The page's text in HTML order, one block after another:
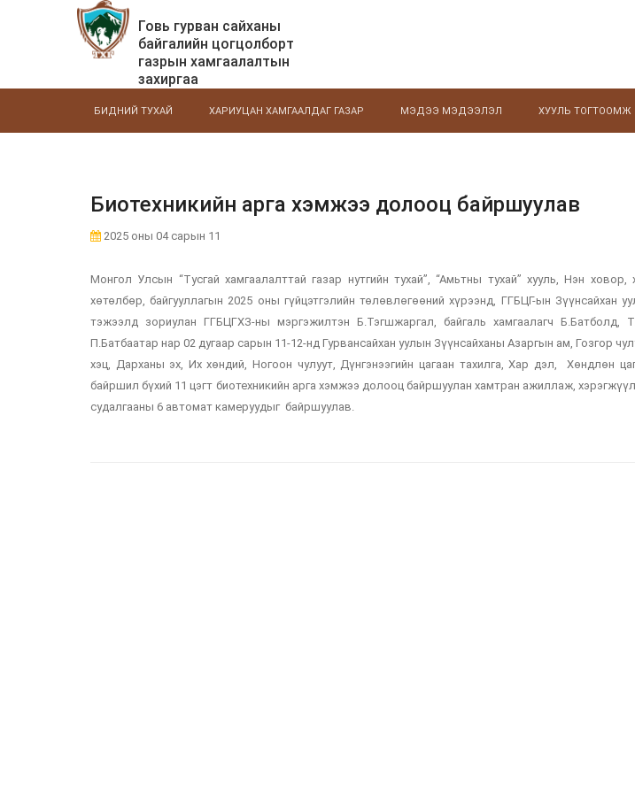
Говь гурван сайханы
байгалийн цогцолборт
газрын хамгаалалтын
захиргаа
БИДНИЙ ТУХАЙ ХАРИУЦАН ХАМГААЛДАГ ГАЗАР МЭДЭЭ МЭДЭЭЛЭЛ ХУУЛЬ ТОГТООМЖ
Биотехникийн арга хэмжээ долооц байршуулав
2025 оны 04 сарын 11
Монгол Улсын “Тусгай хамгаалалттай газар нутгийн тухай”, “Амьтны тухай” хууль, Нэн
хөтөлбөр, байгууллагын 2025 оны гүйцэтгэлийн төлөвлөгөөний хүрээнд, ГГБЦГ-ын Зүүнсайхан
тэжээлд зориулан ГГБЦГХЗ-ны мэргэжилтэн Б.Тэгшжаргал, байгаль хамгаалагч Б.Батболд,
П.Батбаатар нар 02 дугаар сарын 11-12-нд Гурвансайхан уулын Зүүнсайханы Азаргын ам, Гозгор
хэц, Дарханы эх, Их хөндий, Ногоон чулуут, Дүнгэнээгийн цагаан тахилга, Хар дэл, Хөндлөн
байршил бүхий 11 цэгт биотехникийн арга хэмжээ долооц байршуулан хамтран ажиллаж,
судалгааны 6 автомат камеруудыг байршуулав.